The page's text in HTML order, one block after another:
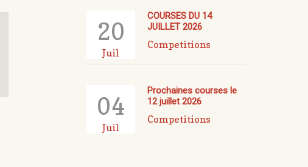
20
Juil
COURSES DU 14
JUILLET 2026
Competitions
04
Juil
Prochaines courses le
12 juillet 2026
Competitions